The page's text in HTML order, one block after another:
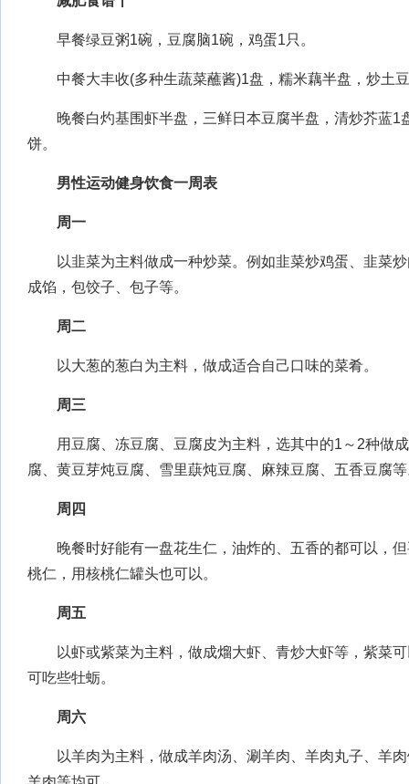
早餐绿豆粥1碗，豆腐脑1碗，鸡蛋1只。
中餐大丰收(多种生蔬菜蘸酱)1盘，糯米藕半盘，炒土
晚餐白灼基围虾半盘，三鲜日本豆腐半盘，清炒芥蓝1
饼。
男性运动健身饮食一周表
周一
以韭菜为主料做成一种炒菜。例如韭菜炒鸡蛋、韭菜炒
成馅，包饺子、包子等。
周二
以大葱的葱白为主料，做成适合自己口味的菜肴。
周三
用豆腐、冻豆腐、豆腐皮为主料，选其中的1～2种做成
腐、黄豆芽炖豆腐、雪里蕻炖豆腐、麻辣豆腐、五香豆腐
周四
晚餐时好能有一盘花生仁，油炸的、五香的都可以，但
桃仁，用核桃仁罐头也可以。
周五
以虾或紫菜为主料，做成熘大虾、青炒大虾等，紫菜可
可吃些牡蛎。
周六
以羊肉为主料，做成羊肉汤、涮羊肉、羊肉丸子、羊肉